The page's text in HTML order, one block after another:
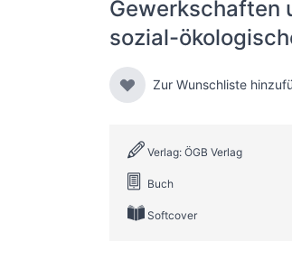
Gewerkschaften
sozial-
Zur Wunschliste
Verlag: ÖGB Verlag
Buch
Softcover